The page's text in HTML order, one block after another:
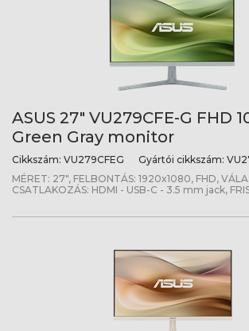
ASUS 27" VU279CFE-G FHD
Green Gray monitor
Cikkszám: VU279CFEG Gyártói cikkszám:
MÉRET: 27", FELBONTÁS: 1920x1080, FHD,
CSATLAKOZÁS: HDMI - USB-C - 3.5 mm jack,